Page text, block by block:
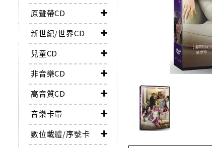
原聲帶CD
新世紀/世界CD
兒童CD
非音樂CD
高音質CD
音樂卡帶
數位載體/序號卡